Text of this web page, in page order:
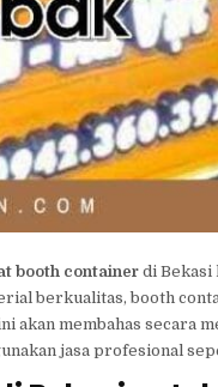
booth containerdi Bekasi
berkualitas, booth
membahas secara
jasa profesional